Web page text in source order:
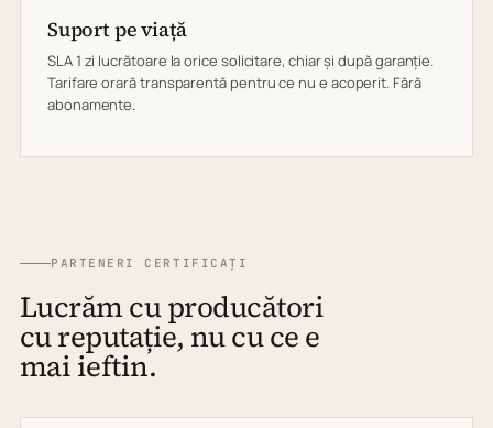
Suport pe viață
SLA 1 zi lucrătoare la orice solicitare, chiar și după garanție.
Tarifare orară transparentă pentru ce nu e acoperit. Fără
abonamente.
PARTENERI CERTIFICAȚI
Lucrăm cu producători
cu reputație, nu cu ce e
mai ieftin.